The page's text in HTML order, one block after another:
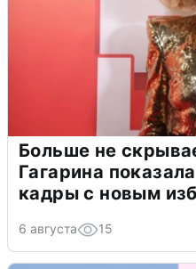
Больше не
Гагарина
кадры с новым
6 августа 15